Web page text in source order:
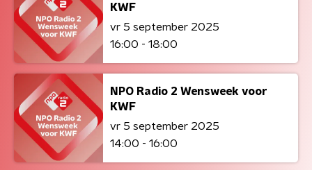
KWF
vr 5 september 2025
16:00 - 18:00
NPO Radio 2 Wensweek voor
KWF
vr 5 september 2025
14:00 - 16:00